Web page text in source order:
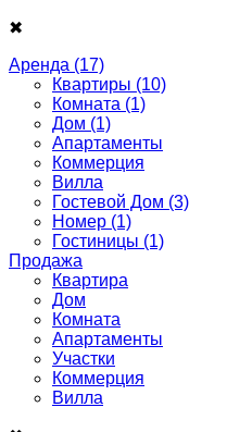
✖
Аренда (17)
Квартиры (10)
Комната (1)
Дом (1)
Апартаменты
Коммерция
Вилла
Гостевой Дом (3)
Номер (1)
Гостиницы (1)
Продажа
Квартира
Дом
Комнатa
Апартаменты
Участки
Коммерция
Виллa